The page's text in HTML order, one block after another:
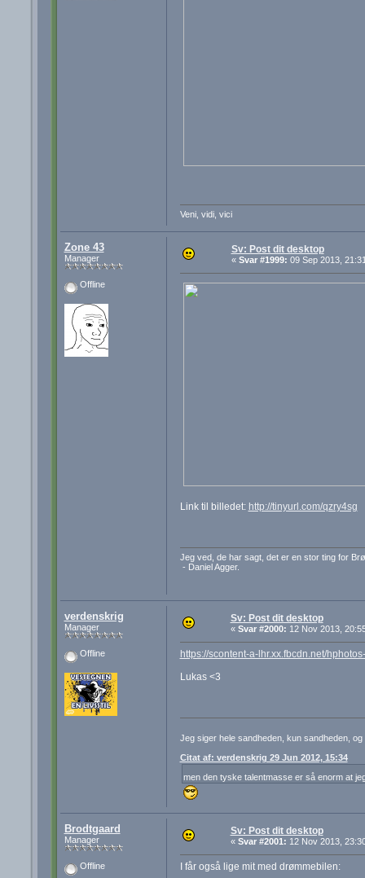
Veni, vidi, vici
Zone 43
Manager
Offline
Sv: Post dit desktop
« Svar #1999: 09 Sep 2013,
Link til billedet: http://tinyurl.com/qzry4sg
Jeg ved, de har sagt, det er en stor ting for
- Daniel Agger.
verdenskrig
Manager
Offline
Sv: Post dit desktop
« Svar #2000: 12 Nov 2013,
https://scontent-a-lhr.xx.fbcdn.net/
Lukas <3
Jeg siger hele sandheden, kun sandheden,
Citat af: verdenskrig 29 Jun 2012, 15:34
men den tyske talentmasse er så enorm at
Brodtgaard
Manager
Offline
Sv: Post dit desktop
« Svar #2001: 12 Nov 2013,
I får også lige mit med drømmebilen: